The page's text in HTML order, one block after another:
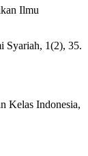
Ilmu
Syariah, 1(2), 35.
Kelas Indonesia,